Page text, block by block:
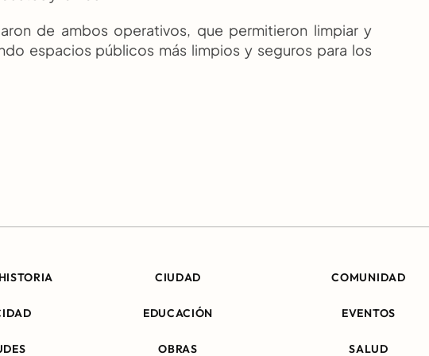
de ambos operativos, que permitieron limpiar y
espacios públicos más limpios y seguros para los
CIUDAD COMUNIDAD
EDUCACIÓN EVENTOS
OBRAS SALUD